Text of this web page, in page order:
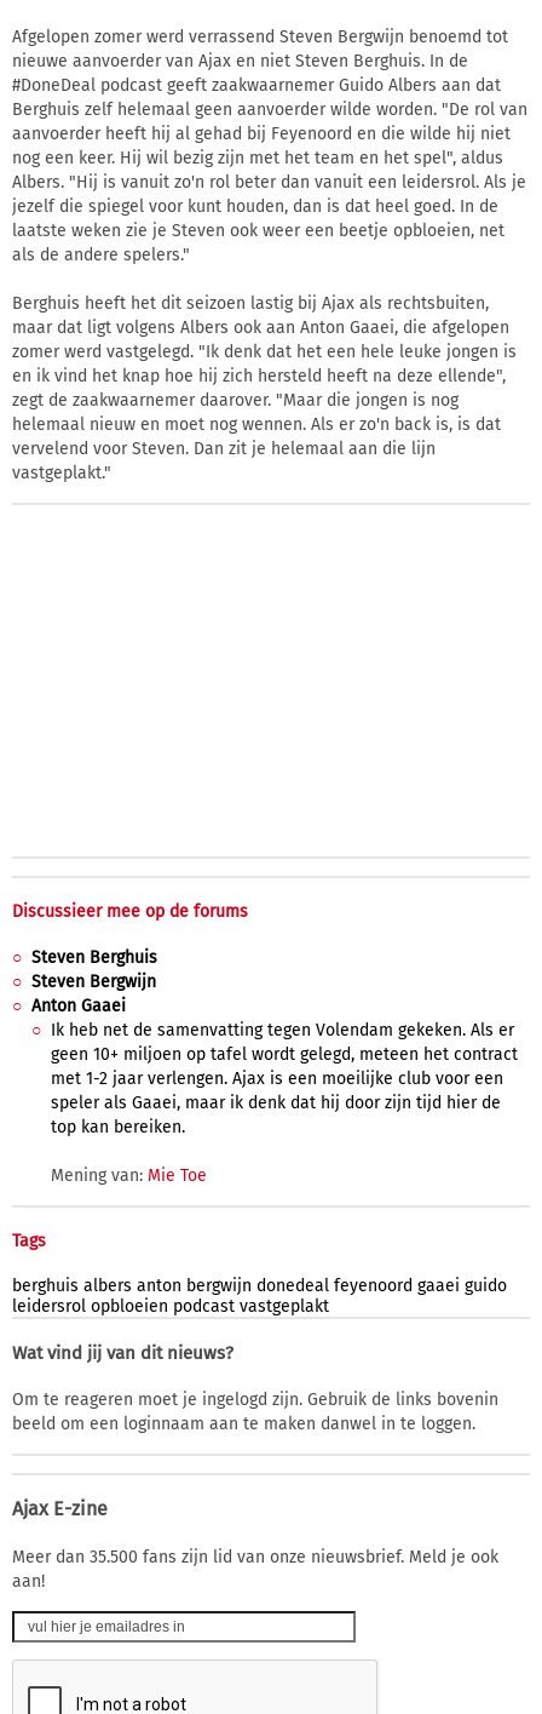
Afgelopen zomer werd verrassend Steven Bergwijn benoemd tot
nieuwe aanvoerder van Ajax en niet Steven Berghuis. In de
#DoneDeal podcast geeft zaakwaarnemer Guido Albers aan dat
Berghuis zelf helemaal geen aanvoerder wilde worden. "De rol van
aanvoerder heeft hij al gehad bij Feyenoord en die wilde hij niet
nog een keer. Hij wil bezig zijn met het team en het spel", aldus
Albers. "Hij is vanuit zo'n rol beter dan vanuit een leidersrol. Als je
jezelf die spiegel voor kunt houden, dan is dat heel goed. In de
laatste weken zie je Steven ook weer een beetje opbloeien, net
als de andere spelers."
Berghuis heeft het dit seizoen lastig bij Ajax als rechtsbuiten,
maar dat ligt volgens Albers ook aan Anton Gaaei, die afgelopen
zomer werd vastgelegd. "Ik denk dat het een hele leuke jongen is
en ik vind het knap hoe hij zich hersteld heeft na deze ellende",
zegt de zaakwaarnemer daarover. "Maar die jongen is nog
helemaal nieuw en moet nog wennen. Als er zo'n back is, is dat
vervelend voor Steven. Dan zit je helemaal aan die lijn
vastgeplakt."
Discussieer mee op de forums
Steven Berghuis
Steven Bergwijn
Anton Gaaei
Ik heb net de samenvatting tegen Volendam gekeken. Als er
geen 10+ miljoen op tafel wordt gelegd, meteen het contract
met 1-2 jaar verlengen. Ajax is een moeilijke club voor een
speler als Gaaei, maar ik denk dat hij door zijn tijd hier de
top kan bereiken.
Mening van: Mie Toe
Tags
berghuis albers anton bergwijn donedeal feyenoord gaaei guido
leidersrol opbloeien podcast vastgeplakt
Wat vind jij van dit nieuws?
Om te reageren moet je ingelogd zijn. Gebruik de links bovenin
beeld om een loginnaam aan te maken danwel in te loggen.
Ajax E-zine
Meer dan 35.500 fans zijn lid van onze nieuwsbrief. Meld je ook
aan!